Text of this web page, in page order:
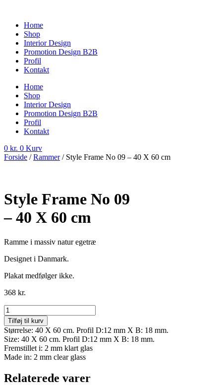
indholdHome
Shop
Interior Design
Promotion Design B2B
Profil
Kontakt
Home
Shop
Interior Design
Promotion Design B2B
Profil
Kontakt
0 kr. 0 Kurv
Forside /Rammer/ Style Frame No 09 – 40 X 60 cm
Style Frame No 09
– 40 X 60 cm
Ramme i massiv natur egetræ
Designet i Danmark.
Plakat medfølger ikke.
368 kr.
Style
Frame
No
09
-
40
X
cm
Tilføj til kurv
Størrelse: 40 X 60 cm. Profil D:12 mm X B: 18 mm.
Size: 40 X 60 cm. Profil D:12 mm X B: 18 mm.
Fremstillet i: 2 mm klart glas
Made in: 2 mm clear glass
Relaterede varer